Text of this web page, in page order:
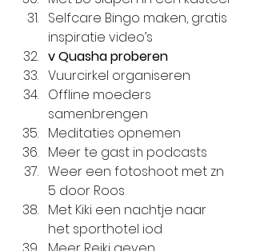
Selfcare Bingo maken, gratis
inspiratie video’s
v Quasha proberen
Vuurcirkel organiseren
Offline moeders
samenbrengen
Meditaties opnemen
Meer te gast in podcasts
Weer een fotoshoot met zn
5 door Roos
Met Kiki een nachtje naar
het sporthotel iod